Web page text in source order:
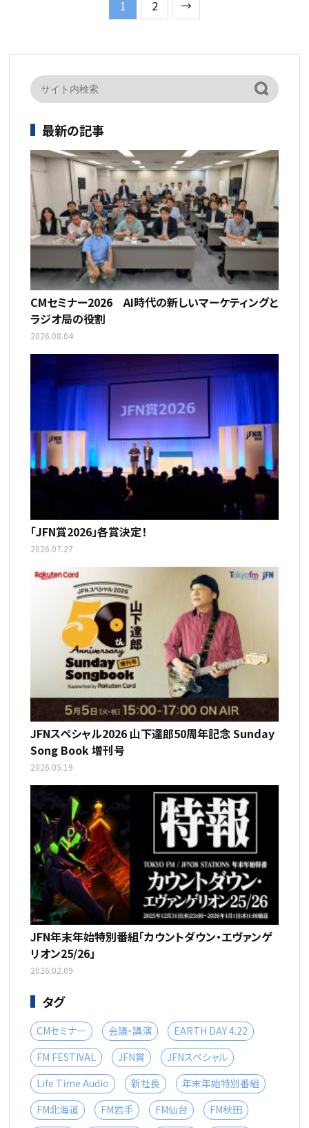
1 2 →
最新の記事
CMセミナー2026 AI時代の新しいマーケティングと
ラジオ局の役割
2026.08.04
「JFN賞2026」各賞決定！
2026.07.27
JFNスペシャル2026 山下達郎50周年記念 Sunday
Song Book 増刊号
2026.05.19
JFN年末年始特別番組「カウントダウン・エヴァンゲ
リオン25/26」
2026.02.09
タグ
CMセミナー 会議・講演
EARTH DAY 4.22
FM FESTIVAL
JFN賞
JFNスペシャル
Life Time Audio
新社長
年末年始特別番組
FM北海道
FM岩手 FM仙台
FM秋田